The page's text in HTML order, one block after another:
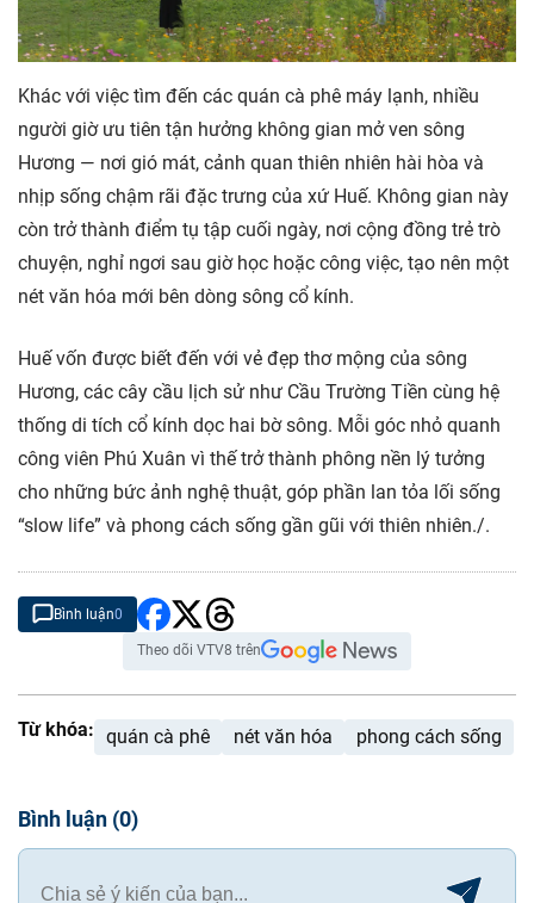
Khác với việc tìm đến các quán cà phê máy lạnh, nhiều
người giờ ưu tiên tận hưởng không gian mở ven sông
Hương — nơi gió mát, cảnh quan thiên nhiên hài hòa và
nhịp sống chậm rãi đặc trưng của xứ Huế. Không gian này
còn trở thành điểm tụ tập cuối ngày, nơi cộng đồng trẻ trò
chuyện, nghỉ ngơi sau giờ học hoặc công việc, tạo nên một
nét văn hóa mới bên dòng sông cổ kính.
Huế vốn được biết đến với vẻ đẹp thơ mộng của sông
Hương, các cây cầu lịch sử như Cầu Trường Tiền cùng hệ
thống di tích cổ kính dọc hai bờ sông. Mỗi góc nhỏ quanh
công viên Phú Xuân vì thế trở thành phông nền lý tưởng
cho những bức ảnh nghệ thuật, góp phần lan tỏa lối sống
“slow life” và phong cách sống gần gũi với thiên nhiên./.
Bình luận0
Theo dõi VTV8 trên
Từ khóa: quán cà phê nét văn hóa phong cách sống
Bình luận (0)